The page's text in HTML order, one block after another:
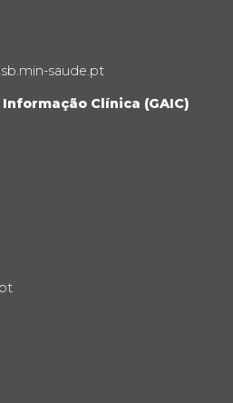
saude.pt
Clínica (GAIC)